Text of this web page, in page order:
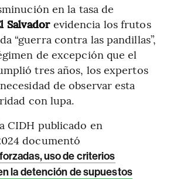
en la tasa de
Salvadorevidencia los frutos
“guerra contra las pandillas”,
de excepción que el
tres años, los expertos
de observar esta
con lupa.
CIDH publicado en
documentó
forzadas, uso de criterios
la detención de supuestos